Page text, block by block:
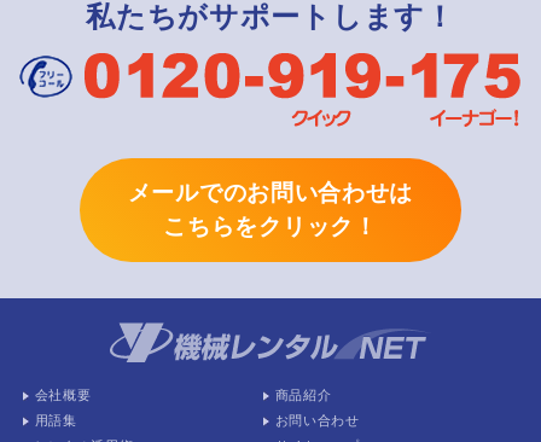
私たちがサポートします！
メールでのお問い合わせは
こちらをクリック！
会社概要
商品紹介
用語集
お問い合わせ